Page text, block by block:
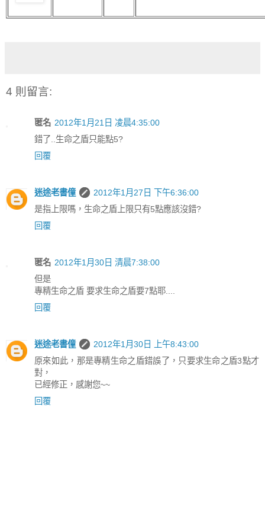
4 則留言:
匿名 2012年1月21日 凌晨4:35:00
錯了..生命之盾只能點5?
回覆
迷途老書僮
2012年1月27日 下午6:36:00
是指上限嗎，生命之盾上限只有5點應該沒錯?
回覆
匿名 2012年1月30日 清晨7:38:00
但是
專精生命之盾 要求生命之盾要7點耶....
回覆
迷途老書僮
2012年1月30日 上午8:43:00
原來如此，那是專精生命之盾錯誤了，只要求生命之盾3點才
對，
已經修正，感謝您~~
回覆